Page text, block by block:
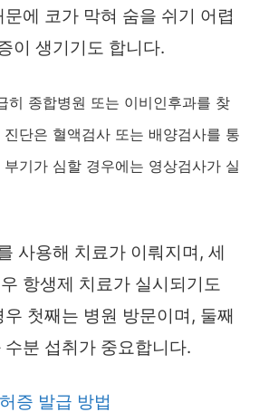
에 코가 막혀 숨을 쉬기 어렵
이 생기기도 합니다.
히 종합병원 또는 이비인후과를 찾
단은 혈액검사 또는 배양검사를 통
기가 심할 경우에는 영상검사가 실
사용해 치료가 이뤄지며, 세
항생제 치료가 실시되기도
첫째는 병원 방문이며, 둘째
분 섭취가 중요합니다.
증 발급 방법